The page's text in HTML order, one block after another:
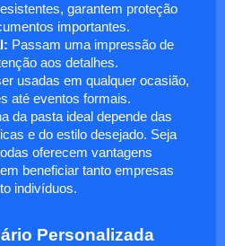
garantem proteção
importantes.
Passam uma impressão de
aos detalhes.
usadas em qualquer ocasião,
até eventos formais.
da pasta ideal depende das
e do estilo desejado. Seja
oferecem vantagens
beneficiar tanto empresas
indivíduos.
Personalizada